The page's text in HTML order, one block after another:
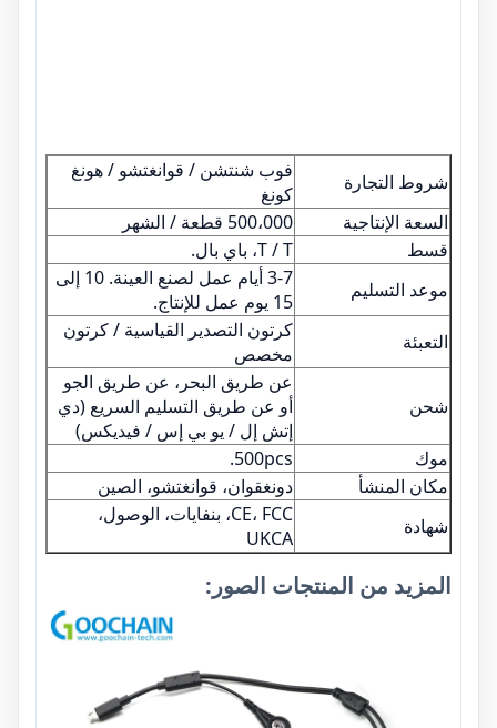
شروط التجارة
فوب شنتشن / قوانغتشو / هونغ
كونغ
السعة الإنتاجية
500،000 قطعة / الشهر
قسط
T / T، باي بال.
موعد التسليم
3-7 أيام عمل لصنع العينة. 10 إلى
15 يوم عمل للإنتاج.
التعبئة
كرتون التصدير القياسية / كرتون
مخصص
شحن
عن طريق البحر، عن طريق الجو
أو عن طريق التسليم السريع (دي
إتش إل / يو بي إس / فيديكس)
موك
500pcs.
مكان المنشأ
دونغقوان، قوانغتشو، الصين
شهادة
CE، FCC، بنفايات، الوصول،
UKCA
المزيد من المنتجات الصور: